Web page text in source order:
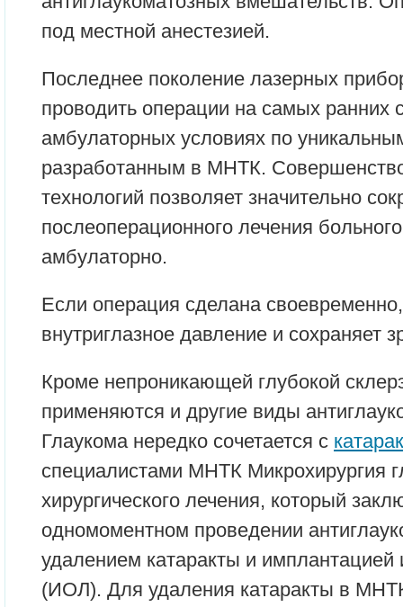
под местной анестезией.
Последнее поколение лазерных
проводить операции на самых ранних
амбулаторных условиях по
разработанным в МНТК. Совершенство
технологий позволяет значительно
послеоперационного лечения
амбулаторно.
Если операция сделана
внутриглазное давление и сохраняет
Кроме непроникающей глубокой
применяются и другие виды
Глаукома нередко сочетается с
специалистами МНТК Микрохирургия
хирургического лечения, который
одномоментном проведении
удалением катаракты и имплантацией
(ИОЛ). Для удаления катаракты в